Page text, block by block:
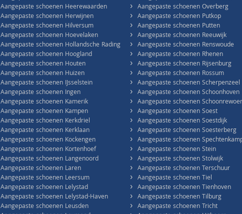
Aangepaste schoenen Heerewaarden
Aangepaste schoenen Herwijnen
Aangepaste schoenen Hilversum
Aangepaste schoenen Hoevelaken
Aangepaste schoenen Hollandsche Rading
Aangepaste schoenen Hoogland
Aangepaste schoenen Houten
Aangepaste schoenen Huizen
Aangepaste schoenen IJsselstein
Aangepaste schoenen Ingen
Aangepaste schoenen Kamerik
Aangepaste schoenen Kampen
Aangepaste schoenen Kerkdriel
Aangepaste schoenen Kerklaan
Aangepaste schoenen Kockengen
Aangepaste schoenen Kortenhoef
Aangepaste schoenen Langenoord
Aangepaste schoenen Laren
Aangepaste schoenen Leersum
Aangepaste schoenen Lelystad
Aangepaste schoenen Lelystad-Haven
Aangepaste schoenen Leusden
› Aangepaste schoenen Overberg
› Aangepaste schoenen Putkop
› Aangepaste schoenen Putten
› Aangepaste schoenen Reeuwijk
› Aangepaste schoenen Renswoude
› Aangepaste schoenen Rhenen
› Aangepaste schoenen Rijsenburg
› Aangepaste schoenen Rossum
› Aangepaste schoenen Scherpenzeel
› Aangepaste schoenen Schoonhoven
› Aangepaste schoenen
› Aangepaste schoenen Soest
› Aangepaste schoenen Soestdijk
› Aangepaste schoenen Soesterberg
› Aangepaste schoenen
› Aangepaste schoenen Stein
› Aangepaste schoenen Stolwijk
› Aangepaste schoenen Terschuur
› Aangepaste schoenen Tiel
› Aangepaste schoenen Tienhoven
› Aangepaste schoenen Tilburg
› Aangepaste schoenen Tricht